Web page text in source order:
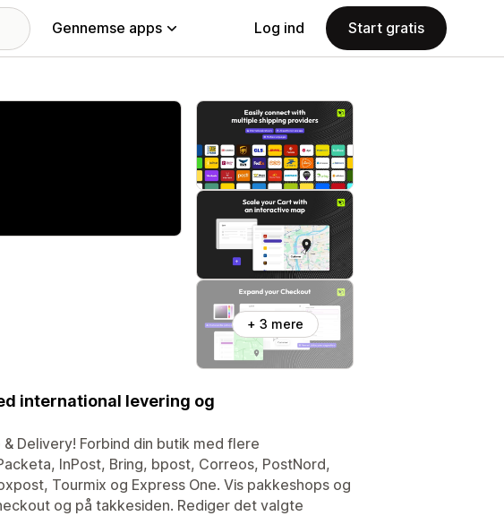
Gennemse apps Log ind Start gratis
+ 3 mere
international levering og
Delivery! Forbind din butik med flere
InPost, Bring, bpost, Correos, PostNord,
Tourmix og Express One. Vis pakkeshops og
og på takkesiden. Rediger det valgte